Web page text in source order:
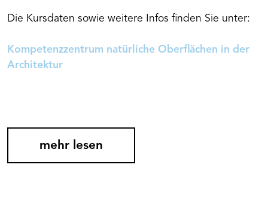
Die Kursdaten sowie weitere Infos finden Sie unter:
Kompetenzzentrum natürliche Oberflächen in der
Architektur
mehr lesen